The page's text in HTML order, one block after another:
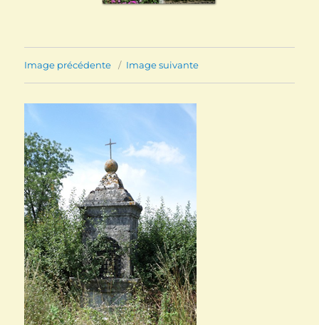
Image précédente Image suivante